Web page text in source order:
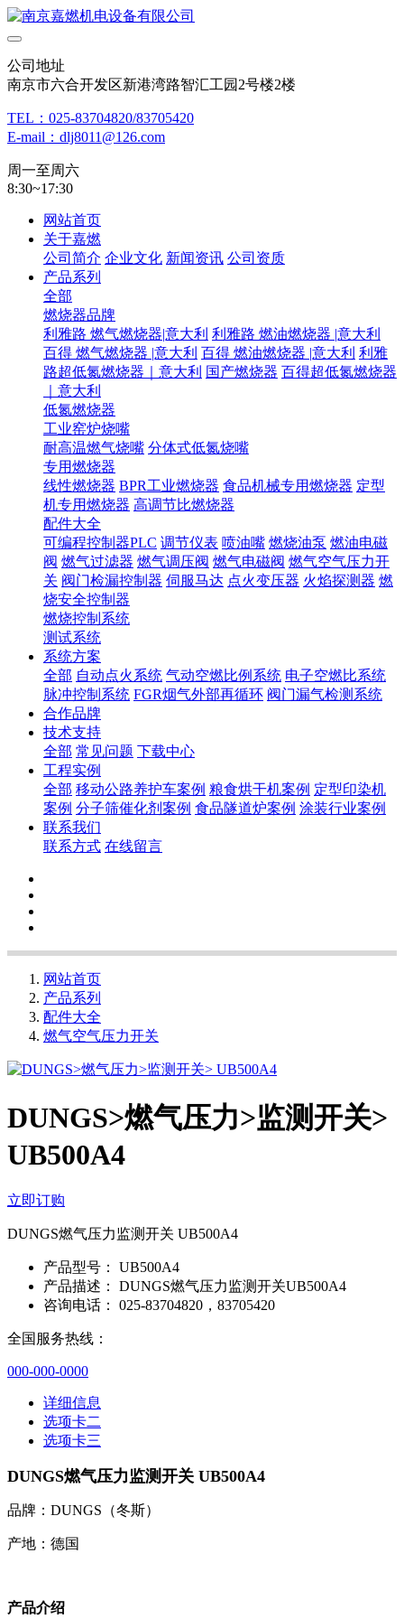
公司地址
南京市六合开发区新港湾路智汇工园2号楼2楼
TEL：025-83704820/83705420
E-mail：dlj8011@126.com
周一至周六
8:30~17:30
网站首页
关于嘉燃
公司简介 企业文化 新闻资讯 公司资质
产品系列
全部
燃烧器品牌
利雅路 燃气燃烧器|意大利 利雅路 燃油燃烧器 |意大利
百得 燃气燃烧器 |意大利 百得 燃油燃烧器 |意大利 利雅
路超低氮燃烧器｜意大利 国产燃烧器 百得超低氮燃烧器
｜意大利
低氮燃烧器
工业窑炉烧嘴
耐高温燃气烧嘴 分体式低氮烧嘴
专用燃烧器
线性燃烧器 BPR工业燃烧器 食品机械专用燃烧器 定型
机专用燃烧器 高调节比燃烧器
配件大全
可编程控制器PLC 调节仪表 喷油嘴 燃烧油泵 燃油电磁
阀 燃气过滤器 燃气调压阀 燃气电磁阀 燃气空气压力开
关 阀门检漏控制器 伺服马达 点火变压器 火焰探测器 燃
烧安全控制器
燃烧控制系统
测试系统
系统方案
全部 自动点火系统 气动空燃比例系统 电子空燃比系统
脉冲控制系统 FGR烟气外部再循环 阀门漏气检测系统
合作品牌
技术支持
全部 常见问题 下载中心
工程实例
全部 移动公路养护车案例 粮食烘干机案例 定型印染机
案例 分子筛催化剂案例 食品隧道炉案例 涂装行业案例
联系我们
联系方式 在线留言
网站首页
产品系列
配件大全
燃气空气压力开关
DUNGS>燃气压力>监测开关>
UB500A4
立即订购
DUNGS燃气压力监测开关 UB500A4
产品型号：
UB500A4
产品描述：
DUNGS燃气压力监测开关UB500A4
咨询电话：
025-83704820，83705420
全国服务热线：
000-000-0000
详细信息
选项卡二
选项卡三
DUNGS燃气压力监测开关 UB500A4
品牌：DUNGS（冬斯）
产地：德国
产品介绍